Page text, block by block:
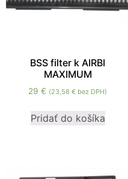
BSS filter k AIRBI
MAXIMUM
29€ (23,58€ bez DPH)
Pridať do košíka